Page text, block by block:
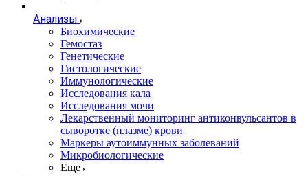
Анализы
Биохимические
Гемостаз
Генетические
Гистологические
Иммунологические
Исследования кала
Исследования мочи
Лекарственный мониторинг антиконвульсантов в
сыворотке (плазме) крови
Маркеры аутоиммунных заболеваний
Микробиологические
Еще